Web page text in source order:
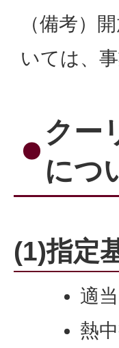
（備考）
いては、
クー
につ
(1)指定
適
熱